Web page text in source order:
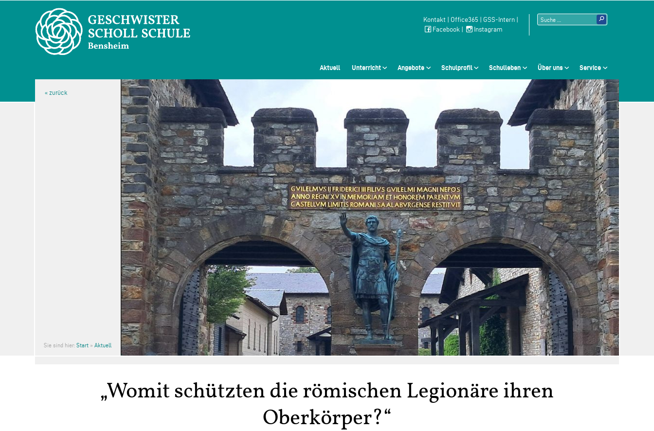
Kontakt| Office365 GSS-Intern|
Facebook| Instagram
Suchen
Aktuell Unterricht Angebote Schulprofil Schulleben Über uns Service
Sie sind hier: Start » Aktuell
„Womit schützten die römischen Legionäre ihren
Oberkörper?“